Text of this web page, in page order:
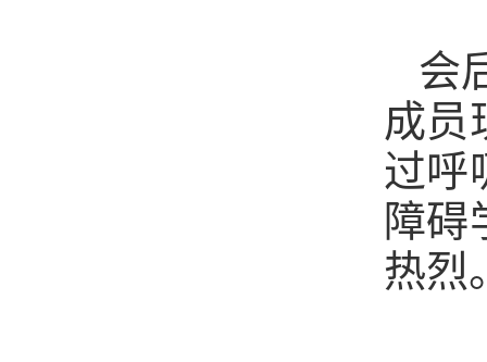
会
成员
过呼
障碍
热烈